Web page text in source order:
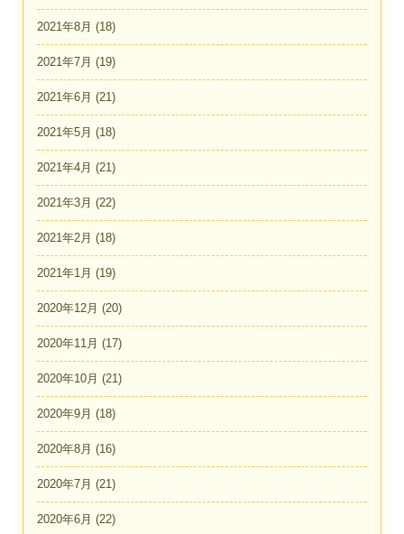
2021年8月 (18)
2021年7月 (19)
2021年6月 (21)
2021年5月 (18)
2021年4月 (21)
2021年3月 (22)
2021年2月 (18)
2021年1月 (19)
2020年12月 (20)
2020年11月 (17)
2020年10月 (21)
2020年9月 (18)
2020年8月 (16)
2020年7月 (21)
2020年6月 (22)